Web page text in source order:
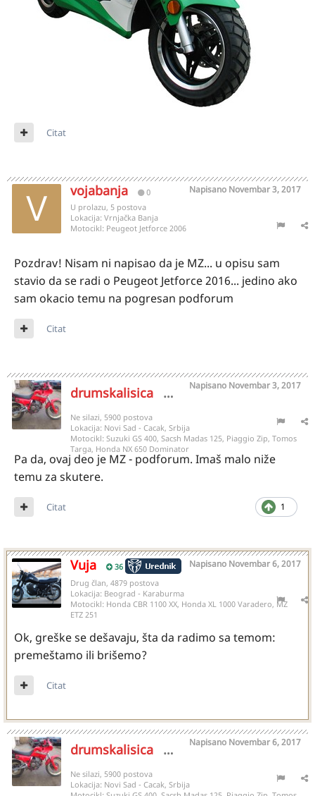
Citat
vojabanja 0 Napisano Novembar 3, 2017
U prolazu, 5 postova
Lokacija: Vrnjačka Banja
Motocikl: Peugeot Jetforce 2006
Pozdrav! Nisam ni napisao da je MZ... u opisu sam
stavio da se radi o Peugeot Jetforce 2016... jedino ako
sam okacio temu na pogresan podforum
Citat
drumskalisica 8741
Napisano Novembar 3, 2017
Ne silazi, 5900 postova
Lokacija: Novi Sad - Cacak, Srbija
Motocikl: Suzuki GS 400, Sacsh Madas 125, Piaggio Zip, Tomos
Targa, Honda NX 650 Dominator
Pa da, ovaj deo je MZ - podforum. Imaš malo niže
temu za skutere.
1
Citat
Vuja 36 Napisano Novembar 6, 2017
Drug član, 4879 postova
Lokacija: Beograd - Karaburma
Motocikl: Honda CBR 1100 XX, Honda XL 1000 Varadero, MZ
ETZ 251
Ok, greške se dešavaju, šta da radimo sa temom:
premeštamo ili brišemo?
Citat
drumskalisica 8741
Napisano Novembar 6, 2017
Ne silazi, 5900 postova
Lokacija: Novi Sad - Cacak, Srbija